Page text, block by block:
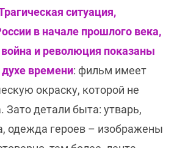
ситуация,
в начале прошлого века,
и революция показаны
духе времени: фильм имеет
окраску, которой не
детали быта: утварь,
одежда героев – изображены